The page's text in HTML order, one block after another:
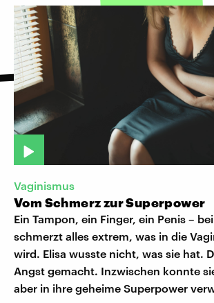
Vaginismus
Vom Schmerz zur Superpower
Ein Tampon, ein Finger, ein Penis –
schmerzt alles extrem, was in die
wird. Elisa wusste nicht, was sie hat.
Angst gemacht. Inzwischen konnte
aber in ihre geheime Superpower